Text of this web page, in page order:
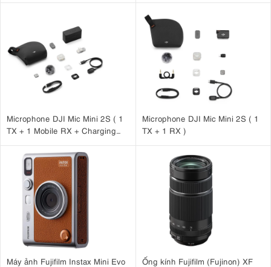
Microphone DJI Mic Mini 2S ( 1
TX + 1 Mobile RX + Charging
Microphone DJI Mic Mini 2S ( 1
TX + 1 RX )
Máy ảnh Fujifilm Instax Mini Evo
Ống kính Fujifilm (Fujinon) XF